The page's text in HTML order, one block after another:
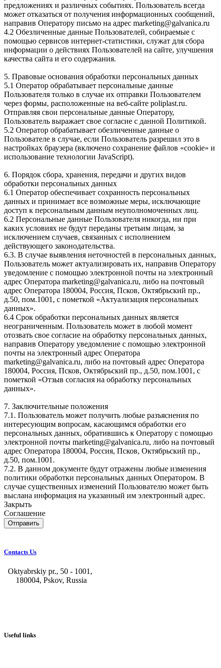
предложениях и различных событиях. Пользователь всегда
может отказаться от получения информационных сообщений,
направив Оператору письмо на адрес marketing@galvanica.ru
4.2 Обезличенные данные Пользователей, собираемые с
помощью сервисов интернет-статистики, служат для сбора
информации о действиях Пользователей на сайте, улучшения
качества сайта и его содержания.
5. Правовые основания обработки персональных данных
5.1 Оператор обрабатывает персональные данные
Пользователя только в случае их отправки Пользователем
через формы, расположенные на веб-сайте poliplast.ru.
Отправляя свои персональные данные Оператору,
Пользователь выражает свое согласие с данной Политикой.
5.2 Оператор обрабатывает обезличенные данные о
Пользователе в случае, если Пользователь разрешил это в
настройках браузера (включено сохранение файлов «cookie» и
использование технологии JavaScript).
6. Порядок сбора, хранения, передачи и других видов
обработки персональных данных
6.1 Оператор обеспечивает сохранность персональных
данных и принимает все возможные меры, исключающие
доступ к персональным данным неуполномоченных лиц.
6.2 Персональные данные Пользователя никогда, ни при
каких условиях не будут переданы третьим лицам, за
исключением случаев, связанных с исполнением
действующего законодательства.
6.3. В случае выявления неточностей в персональных данных,
Пользователь может актуализировать их, направив Оператору
уведомление с помощью электронной почты на электронный
адрес Оператора marketing@galvanica.ru, либо на почтовый
адрес Оператора 180004, Россия, Псков, Октябрьский пр.,
д.50, пом.1001, с пометкой «Актуализация персональных
данных».
6.4 Срок обработки персональных данных является
неограниченным. Пользователь может в любой момент
отозвать свое согласие на обработку персональных данных,
направив Оператору уведомление с помощью электронной
почты на электронный адрес Оператора
marketing@galvanica.ru, либо на почтовый адрес Оператора
180004, Россия, Псков, Октябрьский пр., д.50, пом.1001, с
пометкой «Отзыв согласия на обработку персональных
данных».
7. Заключительные положения
7.1. Пользователь может получить любые разъяснения по
интересующим вопросам, касающимся обработки его
персональных данных, обратившись к Оператору с помощью
электронной почты marketing@galvanica.ru, либо на почтовый
адрес Оператора 180004, Россия, Псков, Октябрьский пр.,
д.50, пом.1001.
7.2. В данном документе будут отражены любые изменения
политики обработки персональных данных Оператором. В
случае существенных изменений Пользователю может быть
выслана информация на указанный им электронный адрес.
Закрыть
Соглашение
Отправить
Contacts Us
Oktyabrskiy pr., 50 - 1001,
180004, Pskov, Russia
Useful links